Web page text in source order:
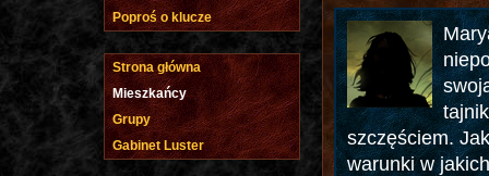
szczęściem.
warunki w
Poproś o klucze
Strona główna
Mieszkańcy
Grupy
Gabinet Luster